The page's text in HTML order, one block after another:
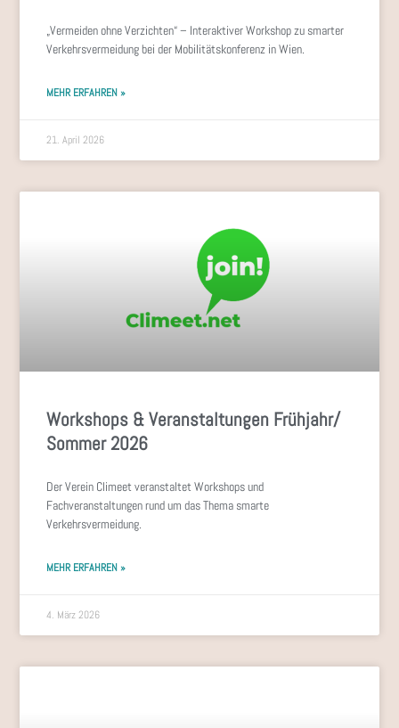
„Vermeiden ohne Verzichten“ – Interaktiver Workshop zu smarter
Verkehrsvermeidung bei der Mobilitätskonferenz in Wien.
MEHR ERFAHREN »
21. April 2026
Workshops & Veranstaltungen Frühjahr/
Sommer 2026
Der Verein Climeet veranstaltet Workshops und
Fachveranstaltungen rund um das Thema smarte
Verkehrsvermeidung.
MEHR ERFAHREN »
4. März 2026